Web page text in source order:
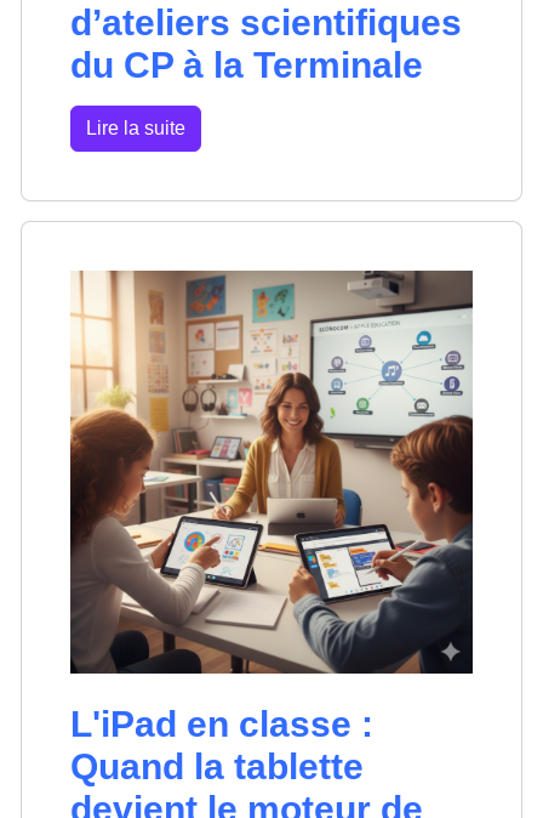
d’ateliers scientifiques
du CP à la Terminale
Lire la suite
L'iPad en classe :
Quand la tablette
devient le moteur de